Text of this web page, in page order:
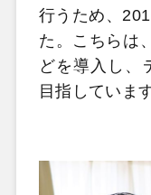
行うため、
た。こちらは
どを導入し、
目指しています